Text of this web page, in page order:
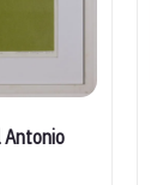
Antonio